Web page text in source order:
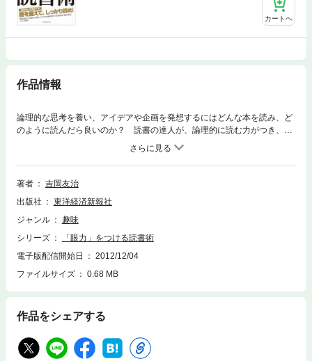
カートへ
作品情報
論理的な思考を養い、アイデアや企画を発想するにはどんな本を読み、ど
のように読んだら良いのか？ 読書の達人が、論理的に読む力がつき、問
題解決につながる読書法を解説する。【主な内容】第１章 読書はなぜ必
要なのか？ / 第２章 ジャンル別の読み方 / 第３章 技術を知れば、視点
が変わる / 第４章 何を読むべきか？ / 第５章 読むための環境づくり / 第
６章 読んでからどうする？
著者
吉岡友治
出版社
東洋経済新報社
ジャンル
趣味
シリーズ
「眼力」をつける読書術
電子版配信開始日
2012/12/04
ファイルサイズ
0.68 MB
作品をシェアする